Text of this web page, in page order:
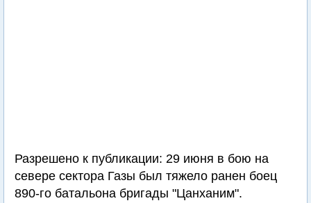
Разрешено к публикации: 29 июня в бою на
севере сектора Газы был тяжело ранен боец
890-го батальона бригады "Цанханим".